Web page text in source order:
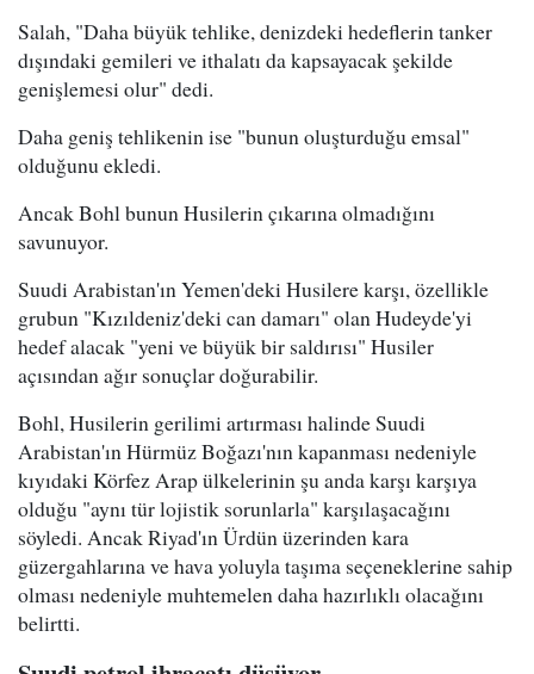
Salah, "Daha büyük tehlike, denizdeki hedeflerin tanker
dışındaki gemileri ve ithalatı da kapsayacak şekilde
genişlemesi olur" dedi.
Daha geniş tehlikenin ise "bunun oluşturduğu emsal"
olduğunu ekledi.
Ancak Bohl bunun Husilerin çıkarına olmadığını
savunuyor.
Suudi Arabistan'ın Yemen'deki Husilere karşı, özellikle
grubun "Kızıldeniz'deki can damarı" olan Hudeyde'yi
hedef alacak "yeni ve büyük bir saldırısı" Husiler
açısından ağır sonuçlar doğurabilir.
Bohl, Husilerin gerilimi artırması halinde Suudi
Arabistan'ın Hürmüz Boğazı'nın kapanması nedeniyle
kıyıdaki Körfez Arap ülkelerinin şu anda karşı karşıya
olduğu "aynı tür lojistik sorunlarla" karşılaşacağını
söyledi. Ancak Riyad'ın Ürdün üzerinden kara
güzergahlarına ve hava yoluyla taşıma seçeneklerine sahip
olması nedeniyle muhtemelen daha hazırlıklı olacağını
belirtti.